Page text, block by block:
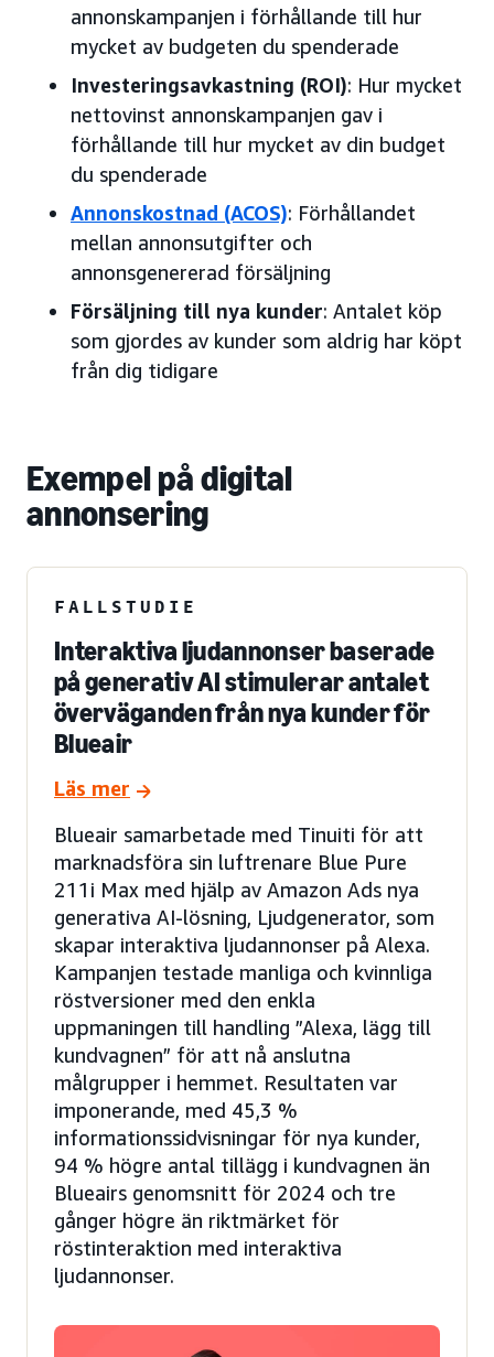
annonskampanjen i förhållande till hur
mycket av budgeten du spenderade
Investeringsavkastning (ROI): Hur mycket
nettovinst annonskampanjen gav i
förhållande till hur mycket av din budget
du spenderade
Annonskostnad (ACOS): Förhållandet
mellan annonsutgifter och
annonsgenererad försäljning
Försäljning till nya kunder: Antalet köp
som gjordes av kunder som aldrig har köpt
från dig tidigare
Exempel på digital
annonsering
FALLSTUDIE
Interaktiva ljudannonser baserade
på generativ AI stimulerar antalet
överväganden från nya kunder för
Blueair
Läs mer
Blueair samarbetade med Tinuiti för att
marknadsföra sin luftrenare Blue Pure
211i Max med hjälp av Amazon Ads nya
generativa AI-lösning, Ljudgenerator, som
skapar interaktiva ljudannonser på Alexa.
Kampanjen testade manliga och kvinnliga
röstversioner med den enkla
uppmaningen till handling ”Alexa, lägg till
kundvagnen” för att nå anslutna
målgrupper i hemmet. Resultaten var
imponerande, med 45,3 %
informationssidvisningar för nya kunder,
94 % högre antal tillägg i kundvagnen än
Blueairs genomsnitt för 2024 och tre
gånger högre än riktmärket för
röstinteraktion med interaktiva
ljudannonser.